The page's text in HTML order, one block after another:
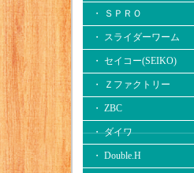
・ ＳＰＲＯ
・ スライダーワーム
・ セイコー(SEIKO)
・ Ｚファクトリー
・ ZBC
・ ダイワ
・ Double.H